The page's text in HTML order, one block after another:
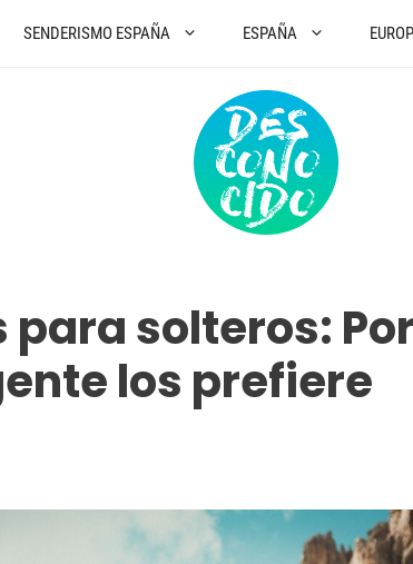
SENDERISMO ESPAÑA ESPAÑA
solteros:
los prefiere